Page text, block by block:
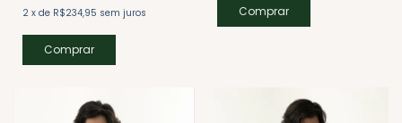
2 x de R$234,95 sem juros
Comprar
Comprar